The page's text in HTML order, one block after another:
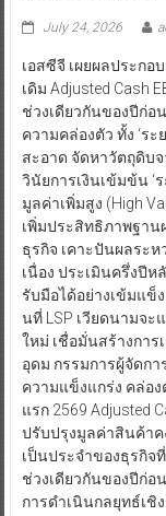
July 24, 2026
เอสซีจี เผยผลประกอ
เดิม Adjusted Cash
ช่วงเดียวกันของปีก่อ
ความคล่องตัว ทั้ง ‘ร
สะอาด จัดหาวัตถุดิบ
วินัยการเงินเข้มข้น ‘
มูลค่าเพิ่มสูง (High
เพิ่มประสิทธิภาพฐา
ธุรกิจ เคาะปันผลระ
เนื่อง ประเมินครึ่งปีห
รับมือได้อย่างเข้มแข็
นที่ LSP เวียดนามจ
ใหม่ เชื่อมั่นสร้างกา
อุดม กรรมการผู้จัดกา
ความแข็งแกร่ง คล่อ
แรก 2569 Adjusted
ปรับปรุงมูลค่าสินค้า
เป็นประจำของธุรกิจ
ช่วงเดียวกันของปีก่อ
การดำเนินกลยุทธ์เชิง